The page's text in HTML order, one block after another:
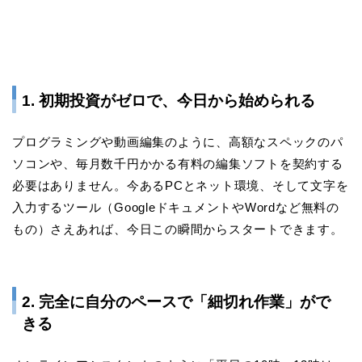
1. 初期投資がゼロで、今日から始められる
プログラミングや動画編集のように、高額なスペックのパ
ソコンや、毎月数千円かかる有料の編集ソフトを契約する
必要はありません。今あるPCとネット環境、そして文字を
入力するツール（GoogleドキュメントやWordなど無料の
もの）さえあれば、今日この瞬間からスタートできます。
2. 完全に自分のペースで「細切れ作業」がで
きる